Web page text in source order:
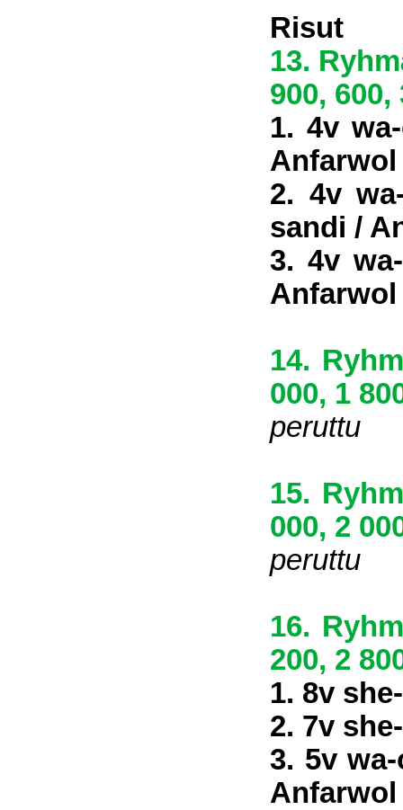
Risut
13.
900, 600,
1. 4v
Anfarwol
2. 4v
sandi /
3. 4v
Anfarwol
14.
000, 1
peruttu
15.
000, 2
peruttu
16.
200, 2
1. 8v
2. 7v
3. 5v
Anfarwol